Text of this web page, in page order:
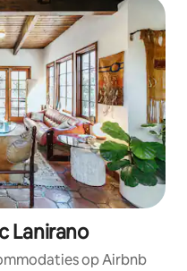
Lanirano
op Airbnb